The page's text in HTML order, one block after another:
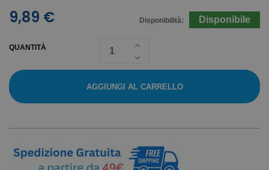
Disponibilità: Disponibile
9,89 €
QUANTITÀ
AGGIUNGI AL CARRELLO